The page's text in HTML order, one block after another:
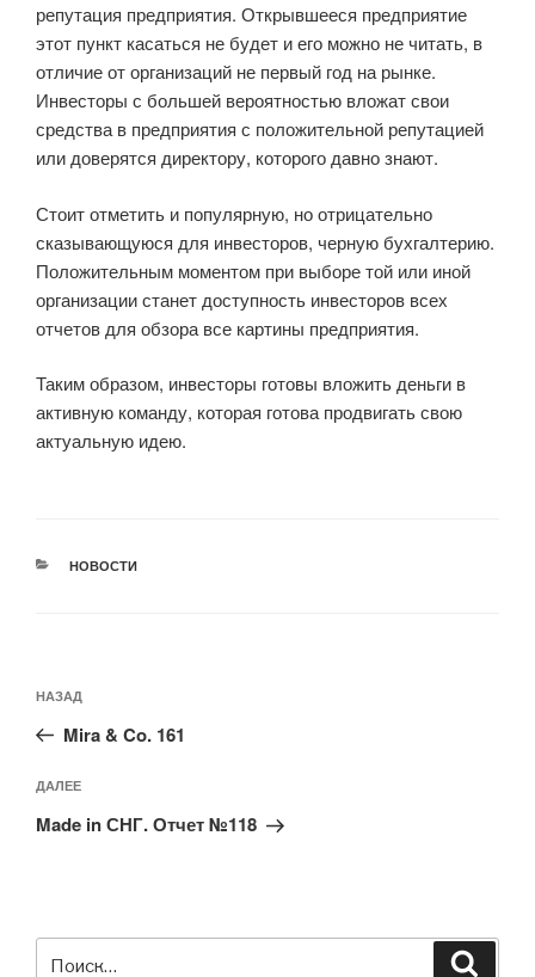
репутация предприятия. Открывшееся предприятие
этот пункт касаться не будет и его можно не читать, в
отличие от организаций не первый год на рынке.
Инвесторы с большей вероятностью вложат свои
средства в предприятия с положительной репутацией
или доверятся директору, которого давно знают.
Стоит отметить и популярную, но отрицательно
сказывающуюся для инвесторов, черную бухгалтерию.
Положительным моментом при выборе той или иной
организации станет доступность инвесторов всех
отчетов для обзора все картины предприятия.
Таким образом, инвесторы готовы вложить деньги в
активную команду, которая готова продвигать свою
актуальную идею.
РУБРИКИ
НОВОСТИ
по
записям
Предыдущая
запись:
НАЗАД
Mira & Co. 161
Следующая
запись
ДАЛЕЕ
Made in СНГ. Отчет №118